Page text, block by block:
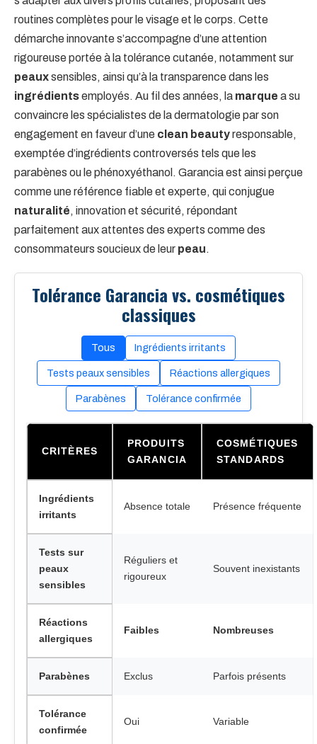
routines complètes pour le visage et le corps. Cette
démarche innovante s’accompagne d’une attention
rigoureuse portée à la tolérance cutanée, notamment sur
peauxsensibles, ainsi qu’à la transparence dans les
ingrédientsemployés. Au fil des années, la marque a su
convaincre les spécialistes de la dermatologie par son
engagement en faveur d’une clean beautyresponsable,
exemptée d’ingrédients controversés tels que les
parabènes ou le phénoxyéthanol. Garancia est ainsi perçue
comme une référence fiable et experte, qui conjugue
naturalité, innovation et sécurité, répondant
parfaitement aux attentes des experts comme des
consommateurs soucieux de leur peau.
Tolérance Garancia vs. cosmétiques
classiques
Tous Ingrédients irritants
Tests peaux sensibles Réactions allergiques
Parabènes Tolérance confirmée
CRITÈRES
PRODUITS
GARANCIA
COSMÉTIQUES
STANDARDS
Ingrédients
irritants
Absence totale Présence fréquente
Tests sur
peaux
sensibles
Réguliers et
rigoureux
Souvent inexistants
Réactions
allergiques
Faibles Nombreuses
Parabènes Exclus Parfois présents
Tolérance
confirmée
Oui Variable